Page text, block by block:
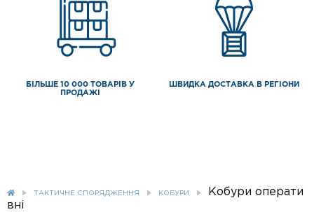
БІЛЬШЕ 10 000 ТОВАРІВ У
ПРОДАЖІ
ШВИДКА ДОСТАВКА В РЕГІОНИ
ТАКТИЧНЕ СПОРЯДЖЕННЯ КОБУРИ
Кобури операти
вні